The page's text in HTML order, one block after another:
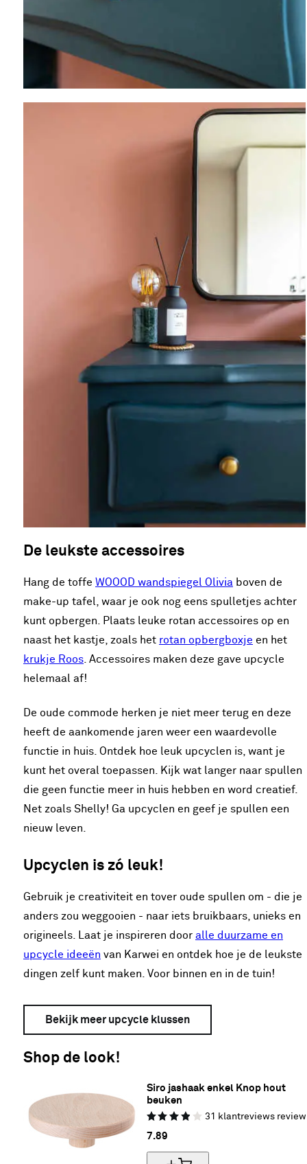
De leukste accessoires
Hang de toffe WOOOD wandspiegel Olivia boven de
make-up tafel, waar je ook nog eens spulletjes achter
kunt opbergen. Plaats leuke rotan accessoires op en
naast het kastje, zoals het rotan opbergboxje en het
krukje Roos . Accessoires maken deze gave upcycle
helemaal af!
De oude commode herken je niet meer terug en deze
heeft de aankomende jaren weer een waardevolle
functie in huis. Ontdek hoe leuk upcyclen is, want je
kunt het overal toepassen. Kijk wat langer naar spullen
die geen functie meer in huis hebben en word creatief.
Net zoals Shelly! Ga upcyclen en geef je spullen een
nieuw leven.
Upcyclen is zó leuk!
Gebruik je creativiteit en tover oude spullen om - die je
anders zou weggooien - naar iets bruikbaars, unieks en
origineels. Laat je inspireren door alle duurzame en
upcycle ideeën van Karwei en ontdek hoe je de leukste
dingen zelf kunt maken. Voor binnen en in de tuin!
Bekijk meer upcycle klussen
Shop de look!
Siro jashaak enkel Knop hout
beuken
31 klantreviews
7.89